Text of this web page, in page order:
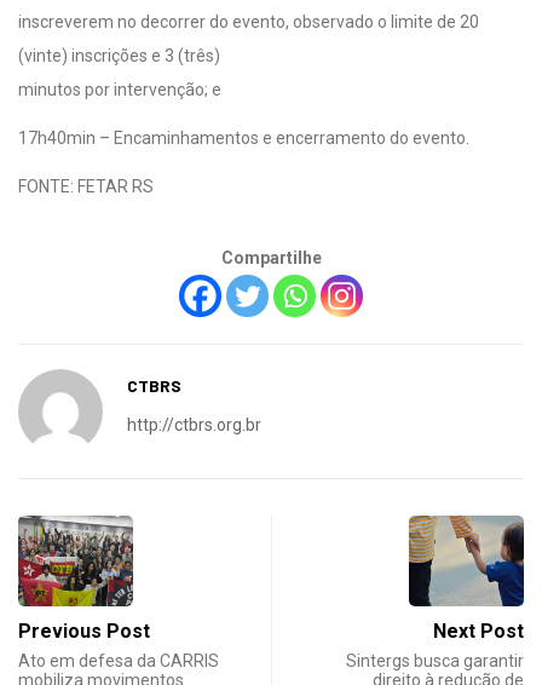
inscreverem no decorrer do evento, observado o limite de 20
(vinte) inscrições e 3 (três)
minutos por intervenção; e
17h40min – Encaminhamentos e encerramento do evento.
FONTE: FETAR RS
Compartilhe
CTBRS
http://ctbrs.org.br
Previous Post
Ato em defesa da CARRIS
mobiliza movimentos
Next Post
Sintergs busca garantir
direito à redução de